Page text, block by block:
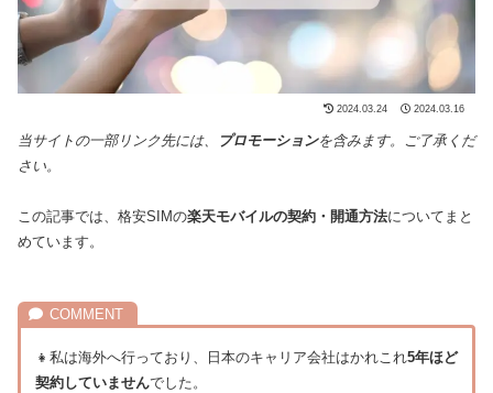
2024.03.24 2024.03.16
当サイトの一部リンク先には、 プロモーションを含みます。ご了承くだ
さい。
この記事では、格安SIMの楽天モバイルの契約・開通方法についてまと
めています。
👧私は海外へ行っており、日本のキャリア会社はかれこれ5年ほど
契約していませんでした。